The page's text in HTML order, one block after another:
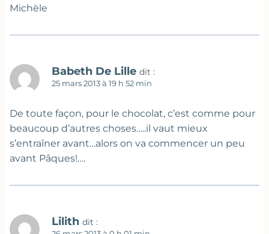
Michèle
Babeth De Lille dit :
25 mars 2013 à 19 h 52 min
De toute façon, pour le chocolat, c’est comme pour
beaucoup d’autres choses…..il vaut mieux
s’entraîner avant…alors on va commencer un peu
avant Pâques!….
Lilith dit :